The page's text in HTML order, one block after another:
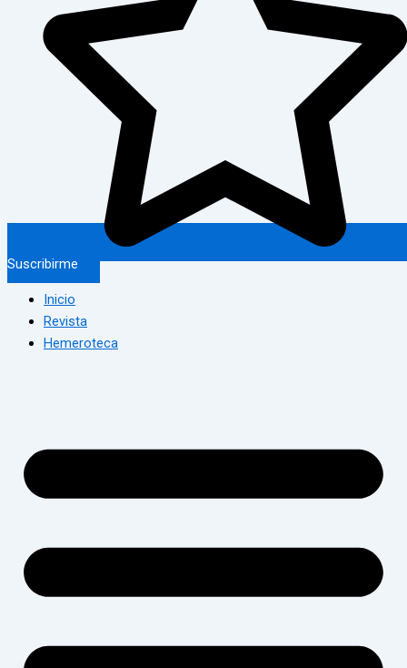
Suscribirme
Inicio
Revista
Hemeroteca